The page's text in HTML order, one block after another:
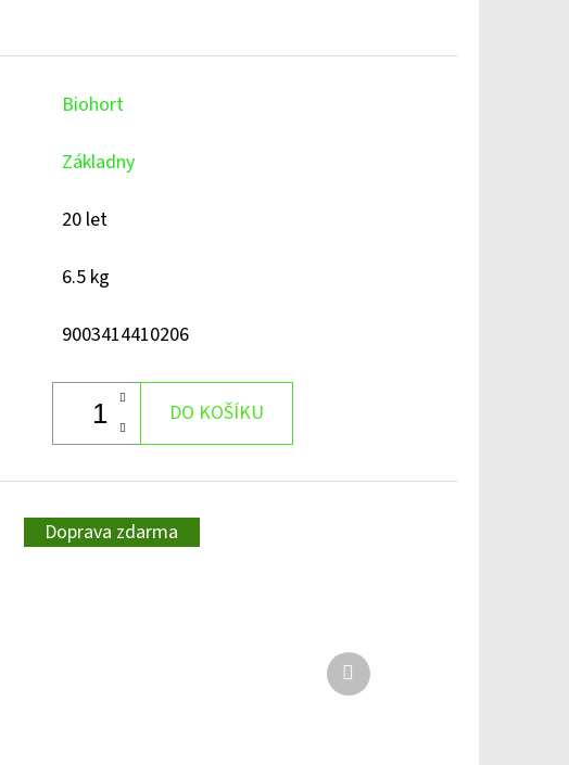
Biohort
Základny
20 let
6.5 kg
9003414410206
DO KOŠÍKU
Doprava zdarma
Další